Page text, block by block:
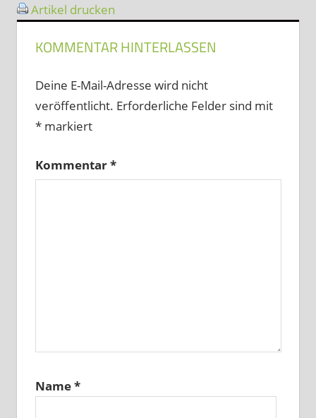
Artikel drucken
KOMMENTAR HINTERLASSEN
Deine E-Mail-Adresse wird nicht
veröffentlicht. Erforderliche Felder sind mit
*markiert
Kommentar*
Name*